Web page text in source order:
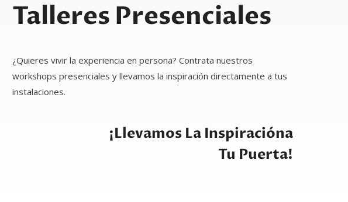
Talleres Presenciales
¿Quieres vivir la experiencia en persona? Contrata nuestros
workshops presenciales y llevamos la inspiración directamente a tus
instalaciones.
¡Llevamos La Inspiracióna
Tu Puerta!